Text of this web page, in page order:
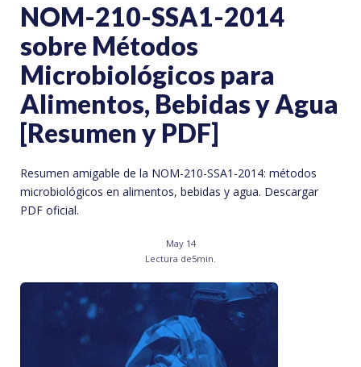
NOM-210-SSA1-2014
sobre Métodos
Microbiológicos para
Alimentos, Bebidas y Agua
[Resumen y PDF]
Resumen amigable de la NOM-210-SSA1-2014: métodos
microbiológicos en alimentos, bebidas y agua. Descargar
PDF oficial.
May 14
Lectura de5min.